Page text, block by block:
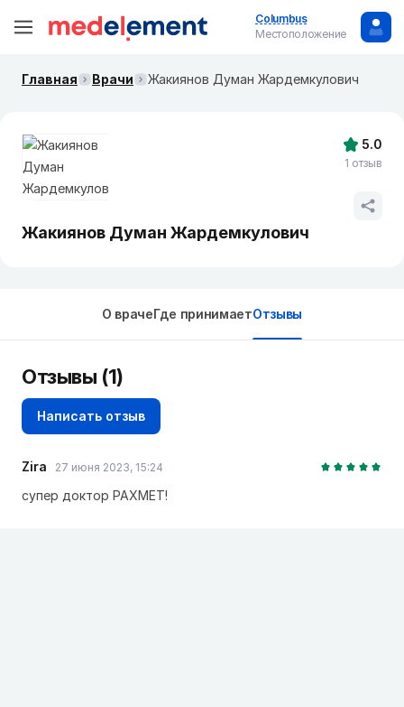
Columbus
Местоположение
Главная Врачи Жакиянов Думан Жардемкулович
Жакиянов Думан Жардемкулович
5.0
1 отзыв
О врачеГде принимаетОтзывы
Отзывы (1)
Написать отзыв
Zira 27 июня 2023, 15:24
супер доктор РАХМЕТ!